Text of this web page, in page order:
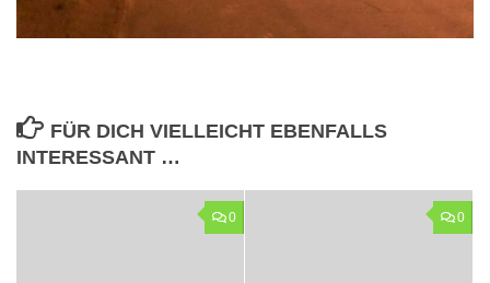
FÜR DICH VIELLEICHT EBENFALLS
INTERESSANT …
0 0